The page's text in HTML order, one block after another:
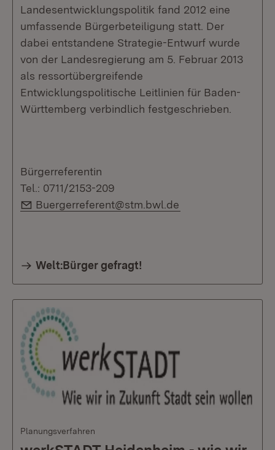
Landesentwicklungspolitik fand 2012 eine
umfassende Bürgerbeteiligung statt. Der
dabei entstandene Strategie-Entwurf wurde
von der Landesregierung am 5. Februar 2013
als ressortübergreifende
Entwicklungspolitische Leitlinien für Baden-
Württemberg verbindlich festgeschrieben.
Bürgerreferentin
Tel.: 0711/2153-209
E-Mail:
Buergerreferent@stm.bwl.de
Welt:Bürger gefragt!
Planungsverfahren